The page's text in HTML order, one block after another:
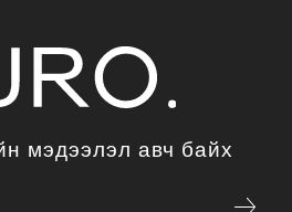
мэдээлэл авч байх